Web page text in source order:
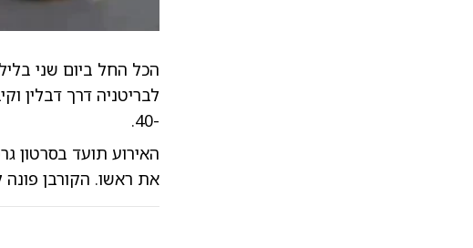
-40.
האירוע תועד בסרטון
את ראשו. הקורבן